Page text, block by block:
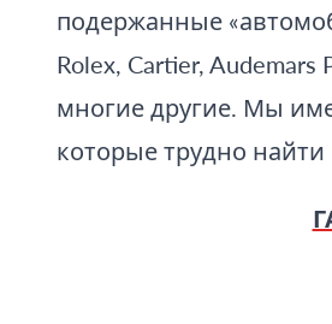
подержанные
Rolex, Cartier,
многие другие. Мы
которые трудно